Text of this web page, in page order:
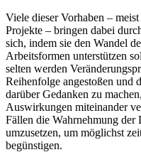
Viele dieser Vorhaben –
Projekte – bringen dabei
sich, indem sie den Wandel
Arbeitsformen unterstützen
selten werden
Reihenfolge angestoßen und
darüber Gedanken zu
Auswirkungen miteinander
Fällen die Wahrnehmung
umzusetzen, um möglichst
begünstigen.